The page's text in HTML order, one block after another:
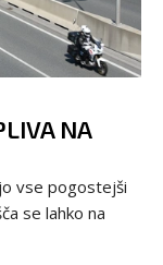
NA
vse pogostejši
se lahko na